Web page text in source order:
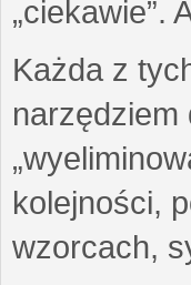
„ciekawie”.
Każda z
kolejności,
wzorcach,